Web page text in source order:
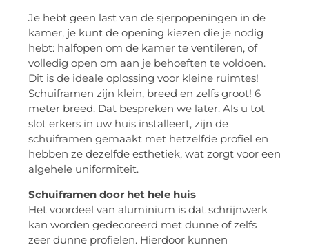
Je hebt geen last van de sjerpopeningen in de
kamer, je kunt de opening kiezen die je nodig
hebt: halfopen om de kamer te ventileren, of
volledig open om aan je behoeften te voldoen.
Dit is de ideale oplossing voor kleine ruimtes!
Schuiframen zijn klein, breed en zelfs groot! 6
meter breed. Dat bespreken we later. Als u tot
slot erkers in uw huis installeert, zijn de
schuiframen gemaakt met hetzelfde profiel en
hebben ze dezelfde esthetiek, wat zorgt voor een
algehele uniformiteit.
Schuiframen door het hele huis
Het voordeel van aluminium is dat schrijnwerk
kan worden gedecoreerd met dunne of zelfs
zeer dunne profielen. Hierdoor kunnen